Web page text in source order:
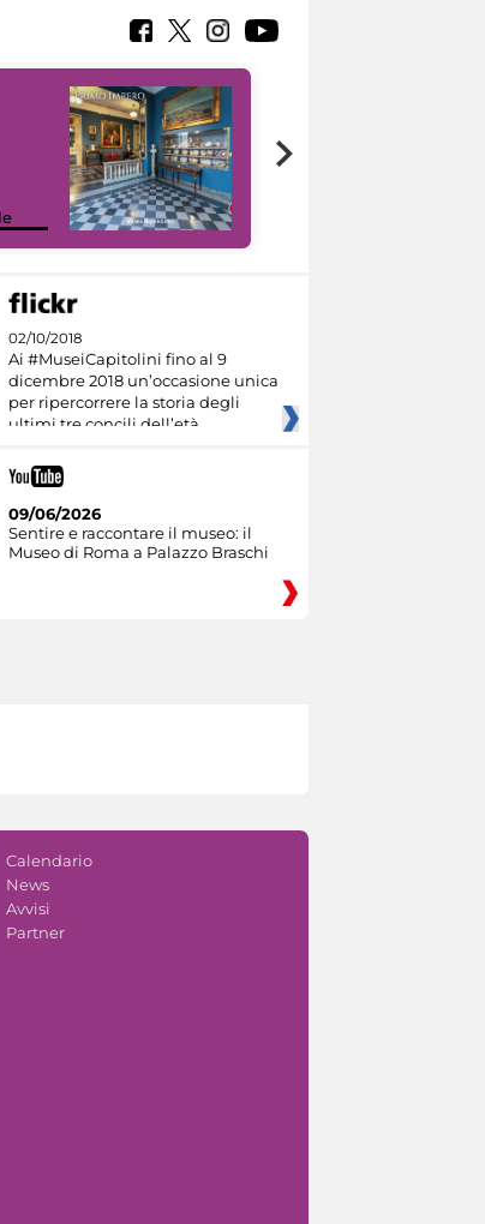
02/10/2018
Ai #MuseiCapitolini fino al 9
dicembre 2018 un’occasione unica
per ripercorrere la storia degli
ultimi tre concili dell’età
09/06/2026
Sentire e raccontare il museo: il
Museo di Roma a Palazzo Braschi
Calendario
News
Avvisi
Partner